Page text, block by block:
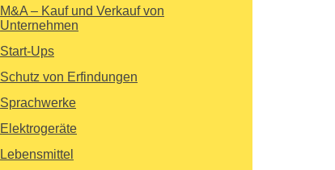
M&A – Kauf und Verkauf von
Unternehmen
Start-Ups
Schutz von Erfindungen
Sprachwerke
Elektrogeräte
Lebensmittel